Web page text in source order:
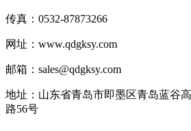
传真：0532-87873266
网址：www.qdgksy.com
邮箱：sales@qdgksy.com
地址：山东省青岛市即墨区青岛蓝谷
路56号